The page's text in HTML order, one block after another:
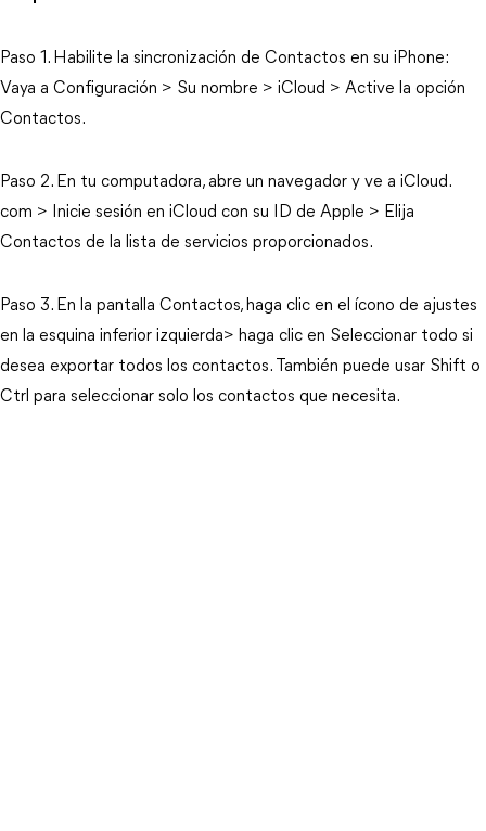
Paso 1. Habilite la sincronización de Contactos en su iPhone:
Vaya a Configuración > Su nombre > iCloud > Active la opción
Contactos.
Paso 2. En tu computadora, abre un navegador y ve a iCloud.
com > Inicie sesión en iCloud con su ID de Apple > Elija
Contactos de la lista de servicios proporcionados.
Paso 3. En la pantalla Contactos, haga clic en el ícono de ajustes
en la esquina inferior izquierda> haga clic en Seleccionar todo si
desea exportar todos los contactos. También puede usar Shift o
Ctrl para seleccionar solo los contactos que necesita.